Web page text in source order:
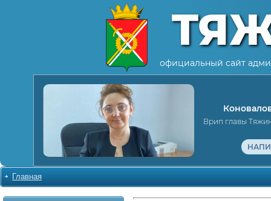
официальный сайт
Врип главы
Главная